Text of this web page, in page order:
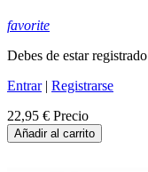
favorite
Debes de estar registrado
Entrar| Registrarse
22,95 € Precio
Añadir al carrito